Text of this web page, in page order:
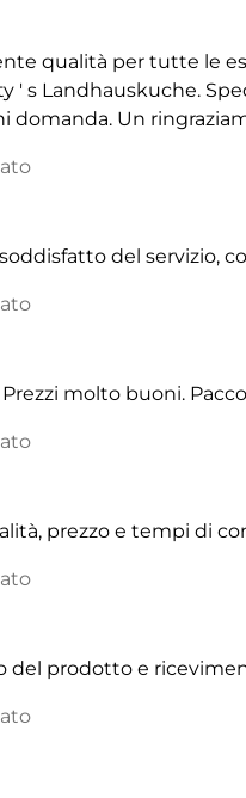
qualità per tutte le
' s Landhauskuche.
domanda. Un
del servizio,
molto buoni.
prezzo e tempi di
del prodotto e